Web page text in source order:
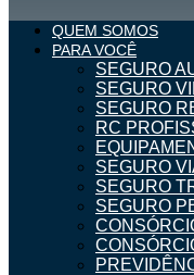
QUEM SOMOS
PARA VOCÊ
SEGURO
SEGURO
SEGURO
RC
SEGURO
SEGURO
SEGURO